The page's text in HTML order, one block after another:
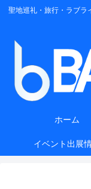
聖地巡礼・旅行・ラブラ
ホーム
イベント出展